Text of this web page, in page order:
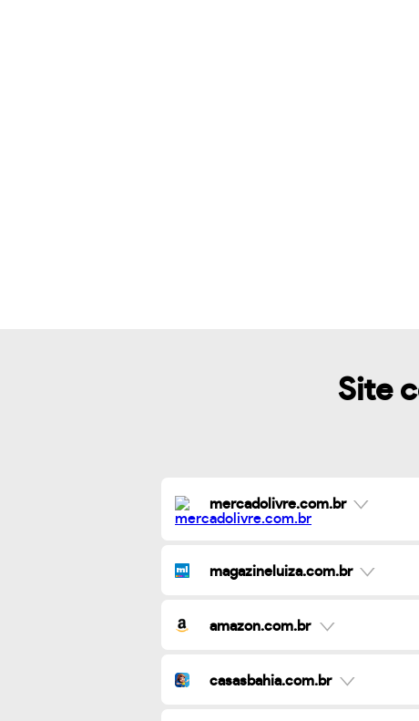
Site
mercadolivre.com.br
magazineluiza.com.br
amazon.com.br
casasbahia.com.br